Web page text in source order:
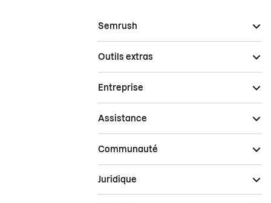
Semrush
Outils extras
Entreprise
Assistance
Communauté
Juridique